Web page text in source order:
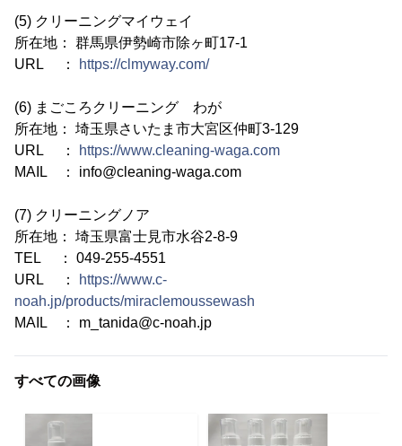
(5) クリーニングマイウェイ
所在地： 群馬県伊勢崎市除ヶ町17-1
URL ：
https://clmyway.com/
(6) まごころクリーニング わが
所在地： 埼玉県さいたま市大宮区仲町3-129
URL ：
https://www.cleaning-waga.com
MAIL ： info@cleaning-waga.com
(7) クリーニングノア
所在地： 埼玉県富士見市水谷2-8-9
TEL ： 049-255-4551
URL ：
https://www.c-
noah.jp/products/miraclemoussewash
MAIL ： m_tanida@c-noah.jp
すべての画像